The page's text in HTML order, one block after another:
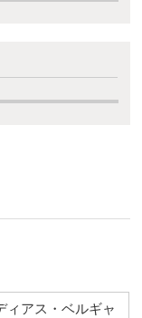
ィアス・ベルギャ